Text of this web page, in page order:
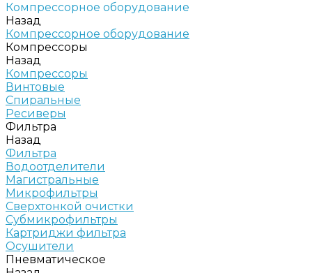
Компрессорное оборудование
Назад
Компрессорное оборудование
Компрессоры
Назад
Компрессоры
Винтовые
Спиральные
Ресиверы
Фильтра
Назад
Фильтра
Водоотделители
Магистральные
Микрофильтры
Сверхтонкой очистки
Субмикрофильтры
Картриджи фильтра
Осушители
Пневматическое